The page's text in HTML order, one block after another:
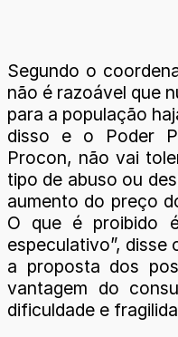
Segundo o
não é razoável que
para a população
disso e o Poder
Procon, não vai
tipo de abuso ou
aumento do preço
O que é proibido
especulativo”, disse
a proposta dos
vantagem do
dificuldade e